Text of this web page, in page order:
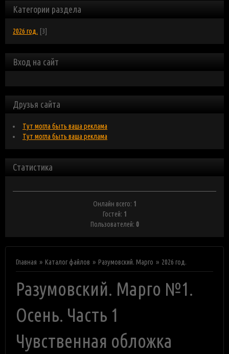
Категории раздела
2026 год. [3]
Вход на сайт
Друзья сайта
Тут могла быть ваша реклама
Тут могла быть ваша реклама
Статистика
Онлайн всего: 1
Гостей: 1
Пользователей: 0
Главная Каталог файлов Разумовский. Марго 2026 год.
Разумовский. Марго №1.
Осень. Часть 1
Чувственная обложка